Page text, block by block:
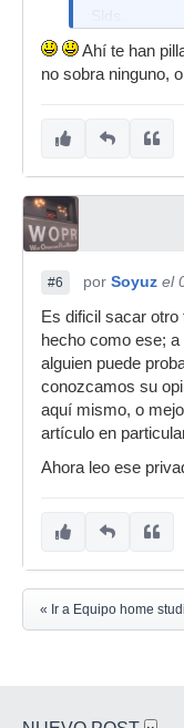
Ahí te han
no sobra ninguno,
#6 por Soyuz el
Es dificil sacar otro
hecho como ese;
alguien puede
conozcamos su
aquí mismo, o
artículo en
Ahora leo ese
« Ir a Equipo home